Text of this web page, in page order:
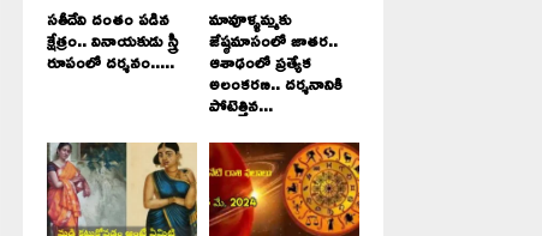
సతీదేవి దంతం పడిన
క్షేత్రం.. వినాయకుడు స్త్రీ
రూపంలో దర్శనం.....
మావూళ్ళమ్మకు
జేష్ఠమాసంలో జాతర..
ఆశాఢంలో ప్రత్యేక
అలంకరణ.. దర్శనానికి
పోటెత్తిన...